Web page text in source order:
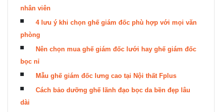
nhân viên
4 lưu ý khi chọn ghế giám đốc phù hợp với mọi văn
phòng
Nên chọn mua ghế giám đốc lưới hay ghế giám đốc
bọc nỉ
Mẫu ghế giám đốc lưng cao tại Nội thất Fplus
Cách bảo dưỡng ghế lãnh đạo bọc da bền đẹp lâu
dài